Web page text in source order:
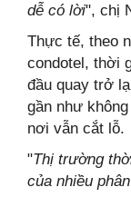
dễ có lời", chị
Thực tế, theo
condotel, thời
đầu quay trở
gần như
nơi vẫn cắt lỗ.
"Thị trường
của nhiều